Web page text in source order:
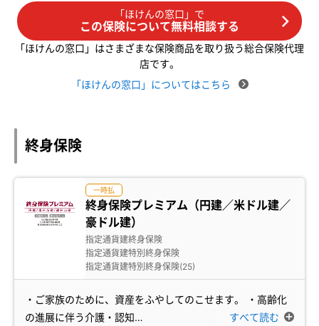
「ほけんの窓口」で
この保険について無料相談する
「ほけんの窓口」はさまざまな保険商品を取り扱う総合保険代理
店です。
「ほけんの窓口」についてはこちら
終身保険
一時払
終身保険プレミアム（円建／米ドル建／
豪ドル建）
指定通貨建終身保険
指定通貨建特別終身保険
指定通貨建特別終身保険(25)
・ご家族のために、資産をふやしてのこせます。 ・高齢化
の進展に伴う介護・認知… すべて読む